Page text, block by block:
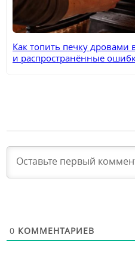
Как топить печку
и распространённые
0 КОММЕНТАРИЕВ